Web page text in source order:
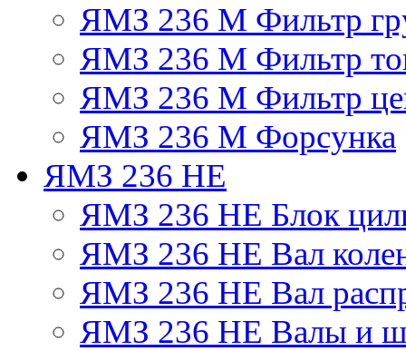
ЯМЗ 236 М Фильтр
ЯМЗ 236 М Фильтр
ЯМЗ 236 М Фильтр
ЯМЗ 236 М Форсунка
ЯМЗ 236 НЕ
ЯМЗ 236 НЕ Блок
ЯМЗ 236 НЕ Вал
ЯМЗ 236 НЕ Вал
ЯМЗ 236 НЕ Валы и